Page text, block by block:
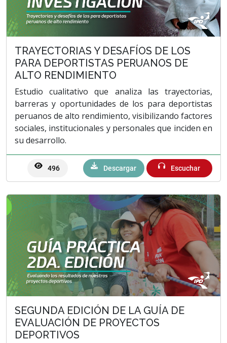
TRAYECTORIAS Y DESAFÍOS DE LOS
PARA DEPORTISTAS PERUANOS DE
ALTO RENDIMIENTO
Estudio cualitativo que analiza las trayectorias,
barreras y oportunidades de los para deportistas
peruanos de alto rendimiento, visibilizando factores
sociales, institucionales y personales que inciden en
su desarrollo.
496 Descargar Escuchar
SEGUNDA EDICIÓN DE LA GUÍA DE
EVALUACIÓN DE PROYECTOS
DEPORTIVOS